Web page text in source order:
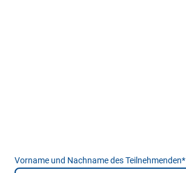
Vorname und Nachname des Teilnehmenden*